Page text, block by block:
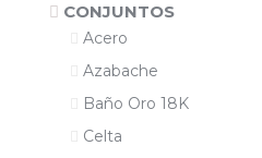
CONJUNTOS
Acero
Azabache
Baño Oro 18K
Celta